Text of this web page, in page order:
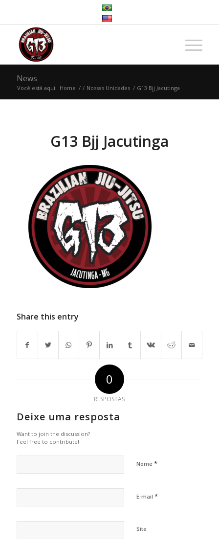
News
Você está aqui: Home / / Nossas Unidades / G13 Bjj Jacutinga
G13 Bjj Jacutinga
Share this entry
0
RESPOSTAS
Deixe uma resposta
Want to join the discussion?
Feel free to contribute!
Nome *
E-mail *
Site